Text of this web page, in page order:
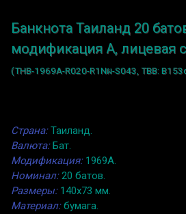
Банкнота Таиланд 20
модификация A, лицевая
(THB-1969A-R020-R1Nผ-S043, TBB:
Страна:Таиланд.
Валюта:Бат.
Модификация:1969A.
Номинал:20 батов.
Размеры:140x73 мм.
Материал:бумага.